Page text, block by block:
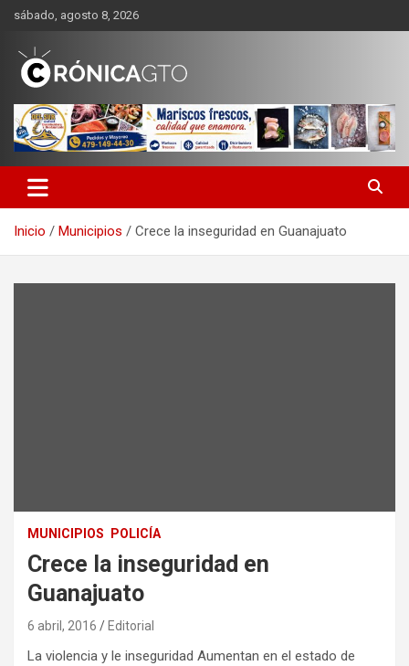
Saltar
contenido
sábado, agosto 8, 2026
CRONICA GUANAJUATO
Inicio Municipios Crece la inseguridad en Guanajuato
MUNICIPIOS POLICÍA
Crece la inseguridad en
Guanajuato
6 abril, 2016 Editorial
La violencia y le inseguridad Aumentan en el estado de